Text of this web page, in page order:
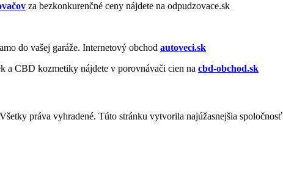
za bezkonkurenčné ceny nájdete na odpudzovace.sk
do vašej garáže. Internetový obchod autoveci.sk
a CBD kozmetiky nájdete v porovnávači cien na cbd-obchod.sk
práva vyhradené. Túto stránku vytvorila najúžasnejšia spoločnosť